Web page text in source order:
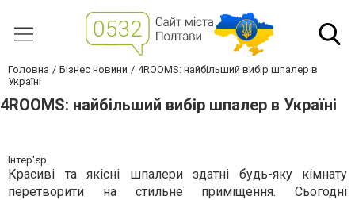
Головна Бізнес новини
4ROOMS: найбільший вибір шпалер в
Україні
4ROOMS: найбільший вибір шпалер в Україні
Інтер'єр
Красиві та якісні шпалери здатні будь-яку кімнату
перетворити на стильне приміщення. Сьогодні